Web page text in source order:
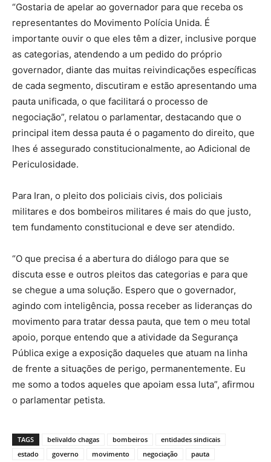
“Gostaria de apelar ao governador para que receba os
representantes do Movimento Polícia Unida. É
importante ouvir o que eles têm a dizer, inclusive porque
as categorias, atendendo a um pedido do próprio
governador, diante das muitas reivindicações específicas
de cada segmento, discutiram e estão apresentando uma
pauta unificada, o que facilitará o processo de
negociação”, relatou o parlamentar, destacando que o
principal item dessa pauta é o pagamento do direito, que
lhes é assegurado constitucionalmente, ao Adicional de
Periculosidade.
Para Iran, o pleito dos policiais civis, dos policiais
militares e dos bombeiros militares é mais do que justo,
tem fundamento constitucional e deve ser atendido.
“O que precisa é a abertura do diálogo para que se
discuta esse e outros pleitos das categorias e para que
se chegue a uma solução. Espero que o governador,
agindo com inteligência, possa receber as lideranças do
movimento para tratar dessa pauta, que tem o meu total
apoio, porque entendo que a atividade da Segurança
Pública exige a exposição daqueles que atuam na linha
de frente a situações de perigo, permanentemente. Eu
me somo a todos aqueles que apoiam essa luta”, afirmou
o parlamentar petista.
TAGS belivaldo chagas bombeiros
entidades sindicais
estado
governo movimento negociação
pauta